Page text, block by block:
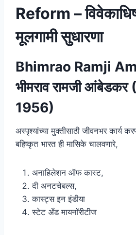
Reform –
मूलगामी सुधारणा
Bhimrao Ramji
भीमराव रामजी
1956)
अस्पृश्यांच्या मुक्तीसाठी जीवनभर कार्य
बहिष्कृत भारत ही मासिके चालवणारे,
अनाहिलेशन ऑफ कास्ट,
दी अनटचेबल्स,
कास्ट्स इन इंडीया
स्टेट अँड मायनॉरीटीज